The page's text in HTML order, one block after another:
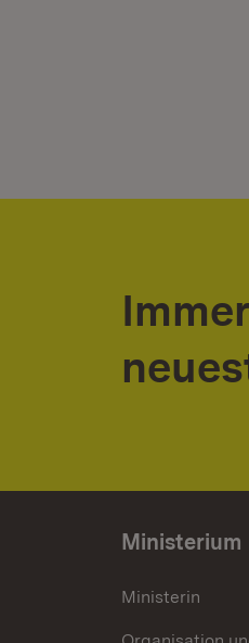
Ministerium
Ministerin